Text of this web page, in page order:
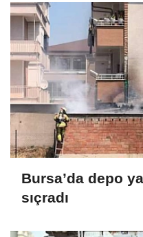
Bursa’da depo
sıçradı